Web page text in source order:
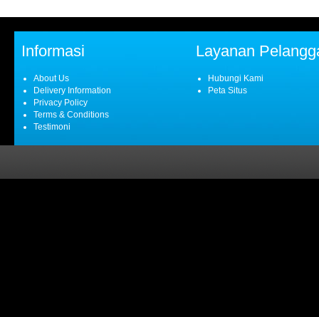
Informasi
About Us
Delivery Information
Privacy Policy
Terms & Conditions
Testimoni
Layanan
Hubungi Kami
Peta Situs